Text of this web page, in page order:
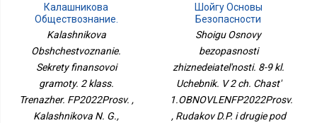
Калашникова
Обществознание.
Секреты Финансовой
Грамоты. 2 Класс.
Тренажёр.
ФП2022Просв.
Kalashnikova
Obshchestvoznanie.
Sekrety finansovoi
gramoty. 2 klass.
Trenazher. FP2022Prosv. ,
Kalashnikova N. G.,
Шойгу Основы
Безопасности
Жизнедеятельности. 8-9
Кл. Учебник. В 2 Ч. Часть
Shoigu Osnovy
bezopasnosti
zhiznedeiatel'nosti. 8-9 kl.
Uchebnik. V 2 ch. Chast'
1.OBNOVLENFP2022Prosv.
, Rudakov D.P. i drugie pod